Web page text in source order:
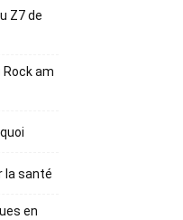
Z7 de
am
la santé
en